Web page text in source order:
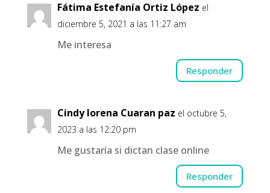
Fátima Estefanía Ortiz López el
diciembre 5, 2021 a las 11:27 am
Me interesa
Responder
Cindy lorena Cuaran paz el octubre 5,
2023 a las 12:20 pm
Me gustaría si dictan clase online
Responder